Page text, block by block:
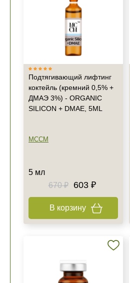
Подтягивающий лифтинг
коктейль (кремний 0,5% +
ДМАЭ 3%) - ORGANIC
SILICON + DMAE, 5ML
MCCM
5 мл
670 ₽
603 ₽
В корзину